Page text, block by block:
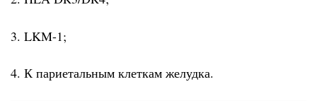
3. LKM-1;
4. К париетальным клеткам желудка.